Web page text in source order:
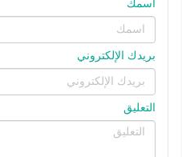
اسمك
بريدك الإلكتروني
التعليق